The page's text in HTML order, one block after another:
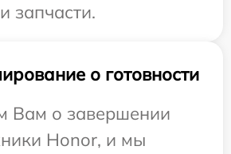
запчасти.
о готовности
Вам о завершении
Honor, и мы